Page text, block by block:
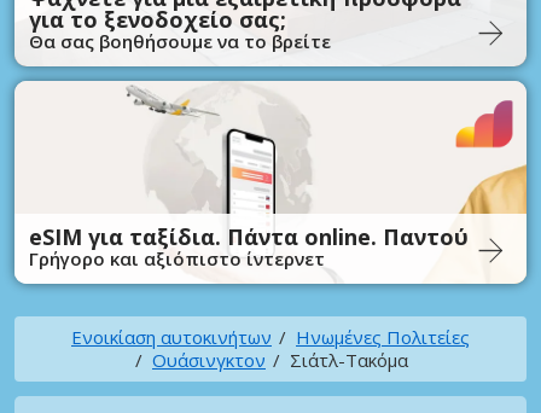
για το ξενοδοχείο σας;
Θα σας βοηθήσουμε να το βρείτε
eSIM για ταξίδια. Πάντα online. Παντού
Γρήγορο και αξιόπιστο ίντερνετ
Ενοικίαση αυτοκινήτων
Ηνωμένες Πολιτείες
Ουάσινγκτον
Σιάτλ-Τακόμα